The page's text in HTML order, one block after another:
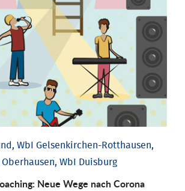
WbI Gelsenkirchen-Rotthausen,
Oberhausen, WbI Duisburg
Neue Wege nach Corona